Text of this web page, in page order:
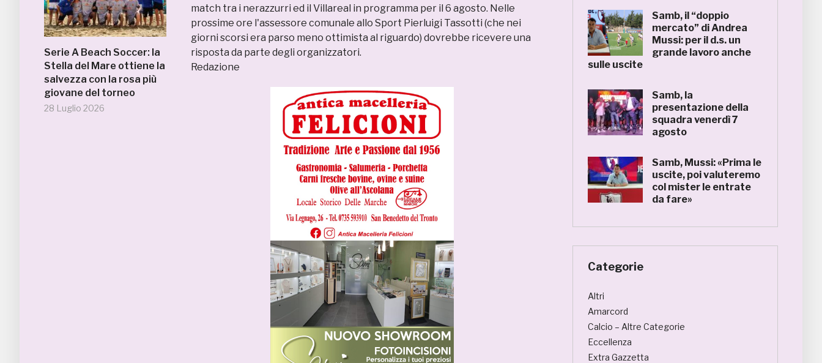
Serie A Beach Soccer: la
Stella del Mare ottiene la
salvezza con la rosa più
giovane del torneo
28 Luglio 2026
match tra i nerazzurri ed il Villareal in programma per il 6 agosto. Nelle
prossime ore l'assessore comunale allo Sport Pierluigi Tassotti (che nei
giorni scorsi era parso meno ottimista al riguardo) dovrebbe ricevere una
risposta da parte degli organizzatori.
Redazione
Samb, il “doppio
mercato” di Andrea
Mussi: per il d.s. un
grande lavoro anche
sulle uscite
Samb, la
presentazione della
squadra venerdì 7
agosto
Samb, Mussi: «Prima le
uscite, poi valuteremo
col mister le entrate
da fare»
Categorie
Altri
Amarcord
Calcio – Altre Categorie
Eccellenza
Extra Gazzetta